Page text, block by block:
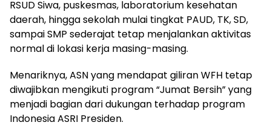
RSUD Siwa, puskesmas, laboratorium kesehatan
daerah, hingga sekolah mulai tingkat PAUD, TK, SD,
sampai SMP sederajat tetap menjalankan aktivitas
normal di lokasi kerja masing-masing.
Menariknya, ASN yang mendapat giliran WFH tetap
diwajibkan mengikuti program “Jumat Bersih” yang
menjadi bagian dari dukungan terhadap program
Indonesia ASRI Presiden.